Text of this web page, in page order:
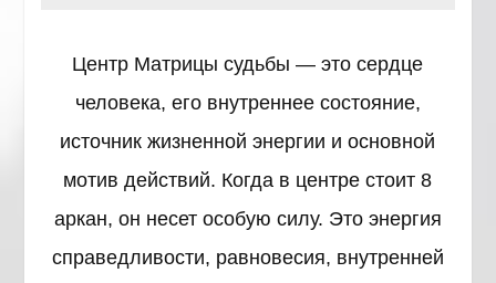
Центр Матрицы судьбы — это сердце
человека, его внутреннее состояние,
источник жизненной энергии и основной
мотив действий. Когда в центре стоит 8
аркан, он несет особую силу. Это энергия
справедливости, равновесия, внутренней